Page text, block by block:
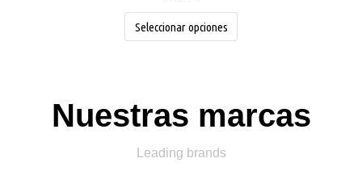
Seleccionar opciones
Nuestras marcas
Leading brands